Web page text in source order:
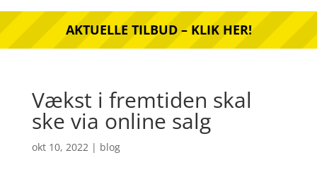
AKTUELLE TILBUD – KLIK HER!
Vækst i fremtiden skal
ske via online salg
okt 10, 2022| blog